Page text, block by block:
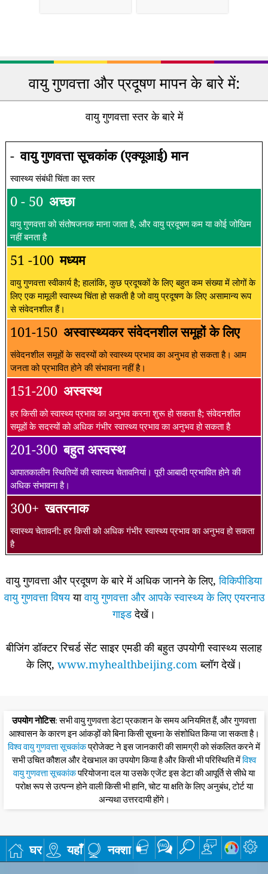
वायु गुणवत्ता और प्रदूषण मापन के बारे में:
वायु गुणवत्ता स्तर के बारे में
- वायु गुणवत्ता सूचकांक (एक्यूआई) मान
स्वास्थ्य संबंधी चिंता का स्तर
0 - 50 अच्छा
वायु गुणवत्ता को संतोषजनक माना जाता है, और वायु प्रदूषण कम या कोई जोखिम
नहीं बनता है
51 -100 मध्यम
वायु गुणवत्ता स्वीकार्य है; हालांकि, कुछ प्रदूषकों के लिए बहुत कम संख्या में लोगों के
लिए एक मामूली स्वास्थ्य चिंता हो सकती है जो वायु प्रदूषण के लिए असामान्य रूप
से संवेदनशील हैं।
101-150 अस्वास्थ्यकर संवेदनशील समूहों के लिए
संवेदनशील समूहों के सदस्यों को स्वास्थ्य प्रभाव का अनुभव हो सकता है। आम
जनता को प्रभावित होने की संभावना नहीं है।
151-200 अस्वस्थ
हर किसी को स्वास्थ्य प्रभाव का अनुभव करना शुरू हो सकता है; संवेदनशील
समूहों के सदस्यों को अधिक गंभीर स्वास्थ्य प्रभाव का अनुभव हो सकता है
201-300 बहुत अस्वस्थ
आपातकालीन स्थितियों की स्वास्थ्य चेतावनियां। पूरी आबादी प्रभावित होने की
अधिक संभावना है।
300+ खतरनाक
स्वास्थ्य चेतावनी: हर किसी को अधिक गंभीर स्वास्थ्य प्रभाव का अनुभव हो सकता
है
वायु गुणवत्ता और प्रदूषण के बारे में अधिक जानने के लिए,विकिपीडिया
वायु गुणवत्ता विषययावायु गुणवत्ता और आपके स्वास्थ्य के लिए एयरनाउ
गाइडदेखें।
बीजिंग डॉक्टर रिचर्ड सेंट साइर एमडी की बहुत उपयोगी स्वास्थ्य सलाह
के लिए, www.myhealthbeijing.comब्लॉग देखें।
उपयोग नोटिस: सभी वायु गुणवत्ता डेटा प्रकाशन के समय अनियमित हैं, और गुणवत्ता
आश्वासन के कारण इन आंकड़ों को बिना किसी सूचना के संशोधित किया जा सकता है।
विश्व वायु गुणवत्ता सूचकांकप्रोजेक्ट ने इस जानकारी की सामग्री को संकलित करने में
सभी उचित कौशल और देखभाल का उपयोग किया है और किसी भी परिस्थिति मेंविश्व
वायु गुणवत्ता सूचकांकपरियोजना दल या उसके एजेंट इस डेटा की आपूर्ति से सीधे या
परोक्ष रूप से उत्पन्न होने वाली किसी भी हानि, चोट या क्षति के लिए अनुबंध, टोर्ट या
अन्यथा उत्तरदायी होंगे।
घर यहाँ नक्शा